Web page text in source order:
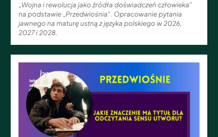
„Wojna i rewolucja jako źródła doświadczeń człowieka”
na podstawie „Przedwiośnia”. Opracowanie pytania
jawnego na maturę ustną z języka polskiego w 2026,
2027 i 2028.